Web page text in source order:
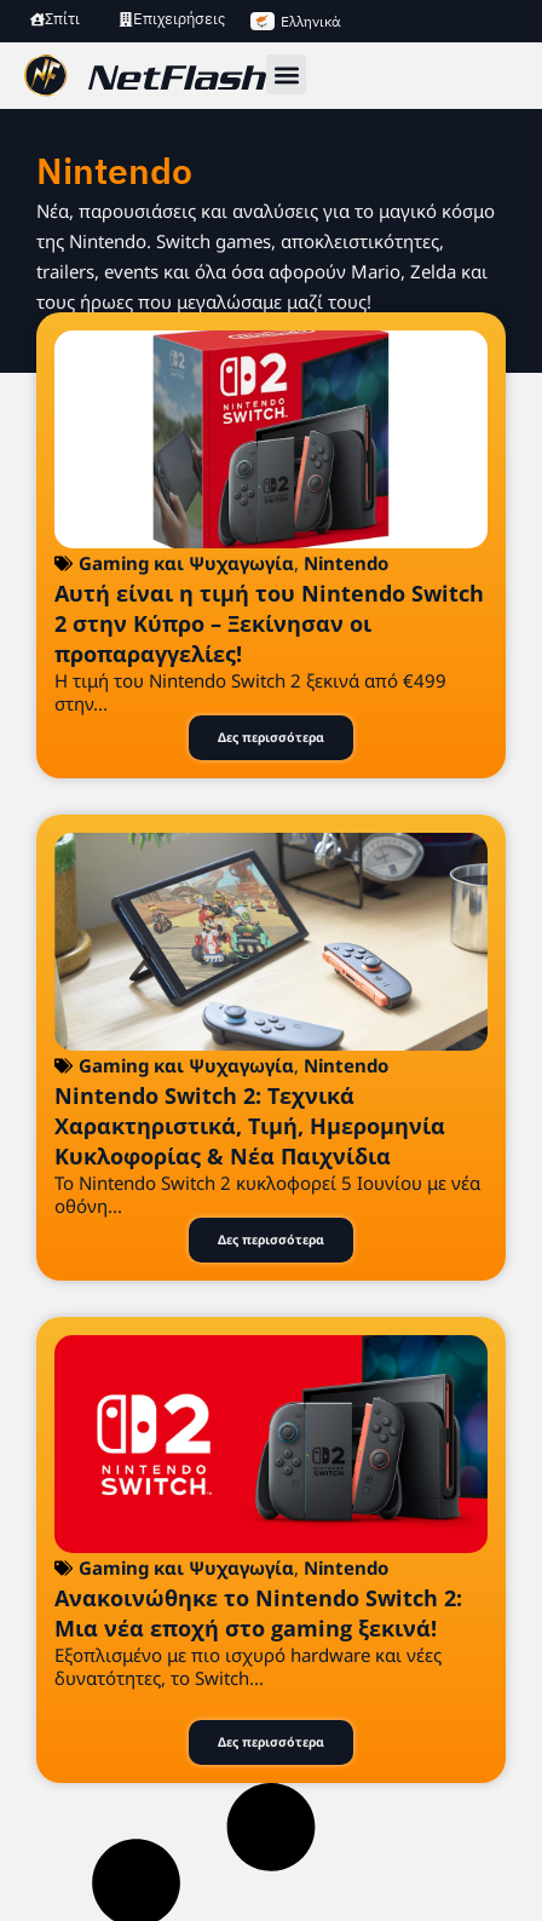
Σπίτι Επιχειρήσεις Ελληνικά
Nintendo
Νέα, παρουσιάσεις και αναλύσεις για το μαγικό κόσμο
της Nintendo. Switch games, αποκλειστικότητες,
trailers, events και όλα όσα αφορούν Mario, Zelda και
τους ήρωες που μεγαλώσαμε μαζί τους!
Gaming και Ψυχαγωγία, Nintendo
Αυτή είναι η τιμή του Nintendo Switch
2 στην Κύπρο – Ξεκίνησαν οι
προπαραγγελίες!
Η τιμή του Nintendo Switch 2 ξεκινά από €499
στην...
Δες περισσότερα
Gaming και Ψυχαγωγία, Nintendo
Nintendo Switch 2: Τεχνικά
Χαρακτηριστικά, Τιμή, Ημερομηνία
Κυκλοφορίας & Νέα Παιχνίδια
Το Nintendo Switch 2 κυκλοφορεί 5 Ιουνίου με νέα
οθόνη...
Δες περισσότερα
Gaming και Ψυχαγωγία, Nintendo
Ανακοινώθηκε το Nintendo Switch 2:
Μια νέα εποχή στο gaming ξεκινά!
Εξοπλισμένο με πιο ισχυρό hardware και νέες
δυνατότητες, το Switch...
Δες περισσότερα